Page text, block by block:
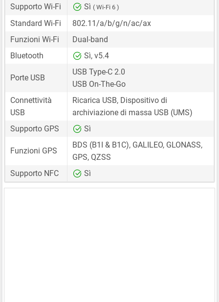
Supporto Wi-Fi
Sì ( Wi-Fi 6 )
Standard Wi-Fi
802.11/a/b/g/n/ac/ax
Funzioni Wi-Fi
Dual-band
Bluetooth
Sì, v5.4
Porte USB
USB Type-C 2.0
USB On-The-Go
Connettività
USB
Ricarica USB, Dispositivo di
archiviazione di massa USB (UMS)
Supporto GPS
Sì
Funzioni GPS
BDS (B1I & B1C), GALILEO, GLONASS,
GPS, QZSS
Supporto NFC
Sì